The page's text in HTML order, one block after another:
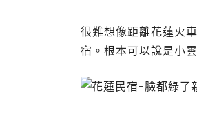
很難想像距離花蓮火
宿。根本可以說是小